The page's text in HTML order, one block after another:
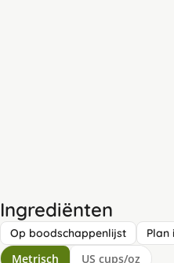
Ingrediënten
Op boodschappenlijst Plan
Metrisch US cups/oz